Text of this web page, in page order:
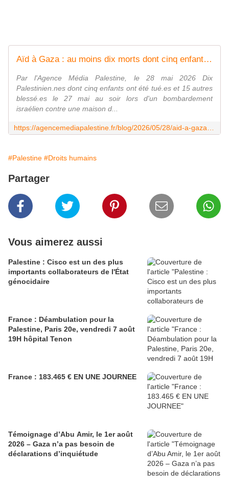
Aïd à Gaza : au moins dix morts dont cinq enfants dans un bombardement israélien - Agence Media Palestine
Par l'Agence Média Palestine, le 28 mai 2026 Dix
Palestinien.nes dont cinq enfants ont été tué.es et 15 autres
blessé.es le 27 mai au soir lors d'un bombardement
israélien contre une maison d...
#Palestine #Droits humains
Partager
Vous aimerez aussi
Palestine : Cisco est un des plus
importants collaborateurs de l'État
génocidaire
France : Déambulation pour la
Palestine, Paris 20e, vendredi 7 août
19H hôpital Tenon
France : 183.465 € EN UNE JOURNEE
Témoignage d’Abu Amir, le 1er août
2026 – Gaza n’a pas besoin de
déclarations d’inquiétude